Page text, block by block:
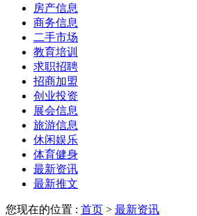
房产信息
商务信息
二手市场
教育培训
求职招聘
招商加盟
创业投资
展会信息
旅游信息
休闲娱乐
体育健身
最新资讯
最新推文
您现在的位置 : 首页 > 最新资讯